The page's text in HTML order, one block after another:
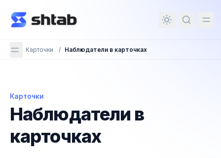
содержимому
Карточки / Наблюдатели в карточках
Наблюдатели в карточках
Карточки
Наблюдатели в
карточках